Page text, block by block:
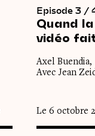
Episode 3 /
Quand la
vidéo
Axel Buendia,
Avec Jean
Le 6 octobre